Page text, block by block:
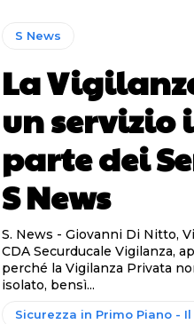
S News
La
un servizio
parte dei
S News
S. News - Giovanni Di Nitto,
CDA Securducale Vigilanza,
perché la Vigilanza Privata
isolato, bensì...
Sicurezza in Primo Piano - Il